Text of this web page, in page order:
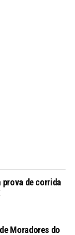
de corrida
Moradores do